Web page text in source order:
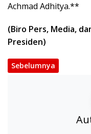
Achmad Adhitya.**
(Biro Pers, Media,
Presiden)
Sebelumnya